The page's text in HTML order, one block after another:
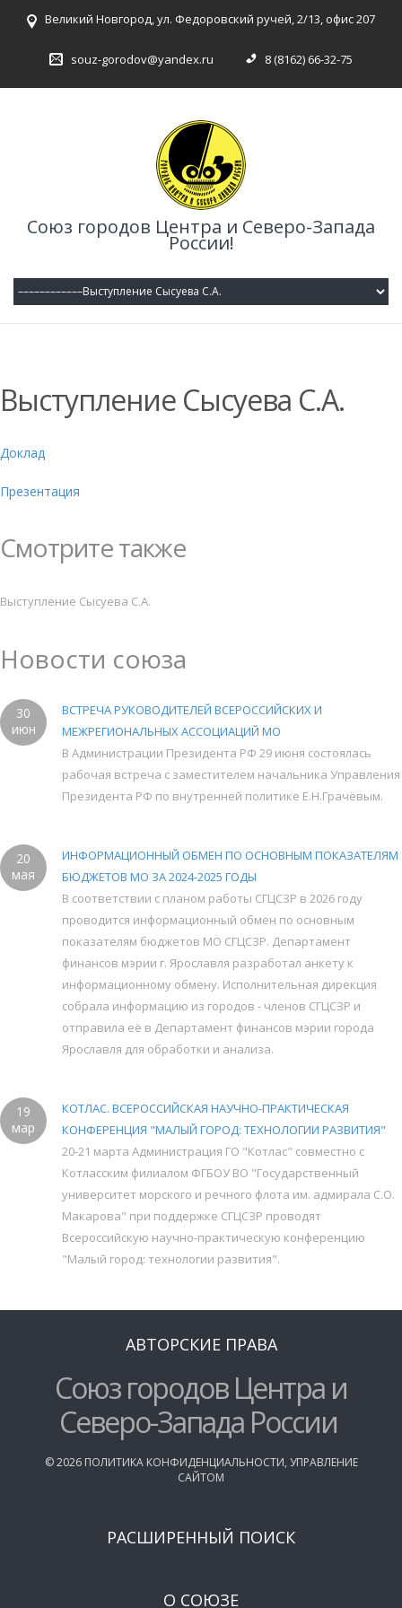
Великий Новгород, ул. Федоровский ручей, 2/13, офис 207
souz-gorodov@yandex.ru 8 (8162) 66-32-75
Союз городов Центра и Северо-Запада
России!
Выступление Сысуева С.А.
Доклад
Презентация
Смотрите также
Выступление Сысуева С.А.
Новости союза
30
июн
ВСТРЕЧА РУКОВОДИТЕЛЕЙ ВСЕРОССИЙСКИХ И
МЕЖРЕГИОНАЛЬНЫХ АССОЦИАЦИЙ МО
В Администрации Президента РФ 29 июня состоялась
рабочая встреча с заместителем начальника Управления
Президента РФ по внутренней политике Е.Н.Грачёвым.
20
мая
ИНФОРМАЦИОННЫЙ ОБМЕН ПО ОСНОВНЫМ ПОКАЗАТЕЛЯМ
БЮДЖЕТОВ МО ЗА 2024-2025 ГОДЫ
В соответствии с планом работы СГЦСЗР в 2026 году
проводится информационный обмен по основным
показателям бюджетов МО СГЦСЗР. Департамент
финансов мэрии г. Ярославля разработал анкету к
информационному обмену. Исполнительная дирекция
собрала информацию из городов - членов СГЦСЗР и
отправила её в Департамент финансов мэрии города
Ярославля для обработки и анализа.
19
мар
КОТЛАС. ВСЕРОССИЙСКАЯ НАУЧНО-ПРАКТИЧЕСКАЯ
КОНФЕРЕНЦИЯ "МАЛЫЙ ГОРОД: ТЕХНОЛОГИИ РАЗВИТИЯ"
20-21 марта Администрация ГО "Котлас" совместно с
Котласским филиалом ФГБОУ ВО "Государственный
университет морского и речного флота им. адмирала С.О.
Макарова" при поддержке СГЦСЗР проводят
Всероссийскую научно-практическую конференцию
"Малый город: технологии развития".
АВТОРСКИЕ ПРАВА
Союз городов Центра и
Северо-Запада России
©2026 ПОЛИТИКА КОНФИДЕНЦИАЛЬНОСТИ, УПРАВЛЕНИЕ
САЙТОМ
РАСШИРЕННЫЙ ПОИСК
О СОЮЗЕ